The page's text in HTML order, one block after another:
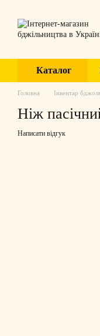
Каталог
Головна Інвентар
Ніж
Написати відгук